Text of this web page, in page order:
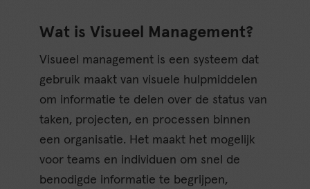
Wat is Visueel Management?
Visueel management is een systeem dat
gebruik maakt van visuele hulpmiddelen
om informatie te delen over de status van
taken, projecten, en processen binnen
een organisatie. Het maakt het mogelijk
voor teams en individuen om snel de
benodigde informatie te begrijpen,